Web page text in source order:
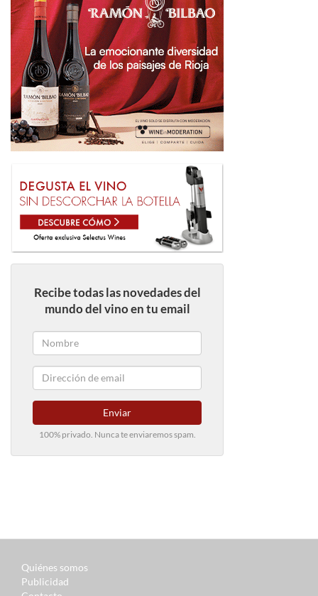
Recibe todas las novedades del
mundo del vino en tu email
Enviar
100% privado. Nunca te enviaremos spam.
Quiénes somos
Publicidad